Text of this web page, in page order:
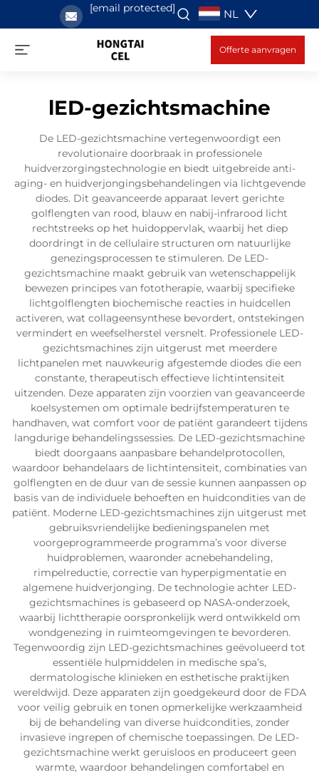
[email protected] NL
Offerte aanvragen
lED-gezichtsmachine
De LED-gezichtsmachine vertegenwoordigt een
revolutionaire doorbraak in professionele
huidverzorgingstechnologie en biedt uitgebreide anti-
aging- en huidverjongingsbehandelingen via lichtgevende
diodes. Dit geavanceerde apparaat levert gerichte
golflengten van rood, blauw en nabij-infrarood licht
rechtstreeks op het huidoppervlak, waarbij het diep
doordringt in de cellulaire structuren om natuurlijke
genezingsprocessen te stimuleren. De LED-
gezichtsmachine maakt gebruik van wetenschappelijk
bewezen principes van fototherapie, waarbij specifieke
lichtgolflengten biochemische reacties in huidcellen
activeren, wat collageensynthese bevordert, ontstekingen
vermindert en weefselherstel versnelt. Professionele LED-
gezichtsmachines zijn uitgerust met meerdere
lichtpanelen met nauwkeurig afgestemde diodes die een
constante, therapeutisch effectieve lichtintensiteit
uitzenden. Deze apparaten zijn voorzien van geavanceerde
koelsystemen om optimale bedrijfstemperaturen te
handhaven, wat comfort voor de patiënt garandeert tijdens
langdurige behandelingssessies. De LED-gezichtsmachine
biedt doorgaans aanpasbare behandelprotocollen,
waardoor behandelaars de lichtintensiteit, combinaties van
golflengten en de duur van de sessie kunnen aanpassen op
basis van de individuele behoeften en huidcondities van de
patiënt. Moderne LED-gezichtsmachines zijn uitgerust met
gebruiksvriendelijke bedieningspanelen met
voorgeprogrammeerde programma’s voor diverse
huidproblemen, waaronder acnebehandeling,
rimpelreductie, correctie van hyperpigmentatie en
algemene huidverjonging. De technologie achter LED-
gezichtsmachines is gebaseerd op NASA-onderzoek,
waarbij lichttherapie oorspronkelijk werd ontwikkeld om
wondgenezing in ruimteomgevingen te bevorderen.
Tegenwoordig zijn LED-gezichtsmachines geëvolueerd tot
essentiële hulpmiddelen in medische spa’s,
dermatologische klinieken en esthetische praktijken
wereldwijd. Deze apparaten zijn goedgekeurd door de FDA
voor veilig gebruik en tonen opmerkelijke werkzaamheid
bij de behandeling van diverse huidcondities, zonder
invasieve ingrepen of chemische toepassingen. De LED-
gezichtsmachine werkt geruisloos en produceert geen
warmte, waardoor behandelingen comfortabel en